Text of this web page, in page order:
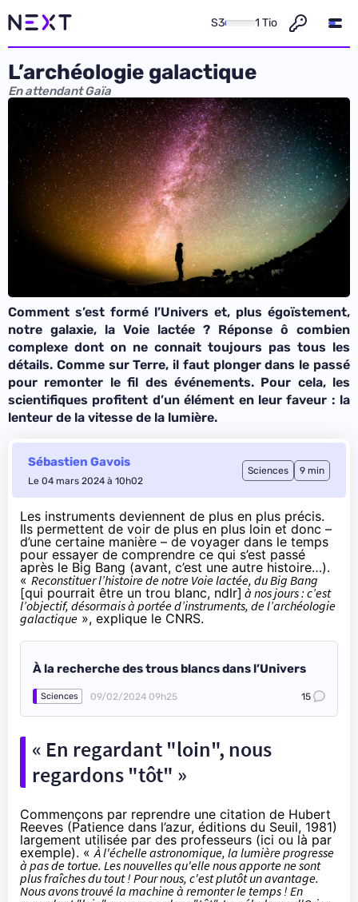
S3 1 Tio
L’archéologie galactique
En attendant Gaïa
Comment s’est formé l’Univers et, plus égoïstement,
notre galaxie, la Voie lactée ? Réponse ô combien
complexe dont on ne connait toujours pas tous les
détails. Comme sur Terre, il faut plonger dans le passé
pour remonter le fil des événements. Pour cela, les
scientifiques profitent d’un élément en leur faveur : la
lenteur de la vitesse de la lumière.
Sébastien Gavois
Le 04 mars 2024 à 10h02
Sciences 9 min
Les instruments deviennent de plus en plus précis.
Ils permettent de voir de plus en plus loin et donc –
d’une certaine manière – de voyager dans le temps
pour essayer de comprendre ce qui s’est passé
après le Big Bang (avant, c’est une autre histoire…).
«Reconstituer l’histoire de notre Voie lactée, du Big Bang
[qui pourrait être un trou blanc, ndlr] à nos jours : c’est
l’objectif, désormais à portée d’instruments, de l’archéologie
galactique », explique le CNRS.
À la recherche des trous blancs dans l’Univers
Sciences 09/02/2024 09h25 15
« En regardant "loin", nous
regardons "tôt" »
Commençons par reprendre une citation de Hubert
Reeves (Patience dans l’azur, éditions du Seuil, 1981)
largement utilisée par des professeurs (ici ou là par
exemple). «À l'échelle astronomique, la lumière progresse
à pas de tortue. Les nouvelles qu'elle nous apporte ne sont
plus fraîches du tout ! Pour nous, c'est plutôt un avantage.
Nous avons trouvé la machine à remonter le temps ! En